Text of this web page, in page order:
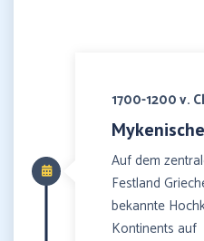
1700-1200 v.
Auf dem
Festland
bekannte
Kontinents auf